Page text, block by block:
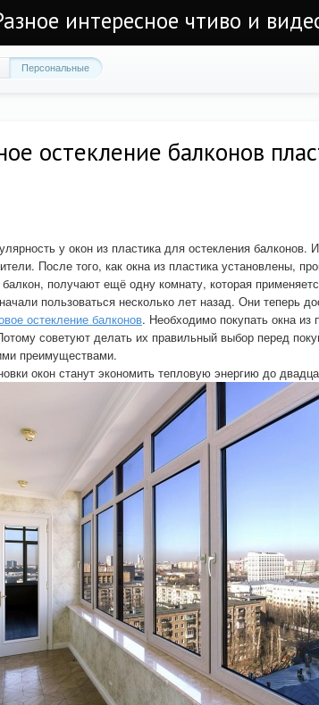
интересное чтиво и
Персональные
остекление балконов
у окон из пластика для остекления балконов.
После того, как окна из пластика установлены,
получают ещё одну комнату, которая
пользоваться несколько лет назад. Они теперь
остекление балконов. Необходимо покупать окна из
советуют делать их правильный выбор перед
преимуществами.
окон станут экономить тепловую энергию до